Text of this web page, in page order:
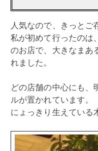
人気なので、きっとご
私が初めて行ったのは
のお店で、大きなまあ
れました。
どの店舗の中心にも、
ルが置かれています
にょっきり生えてい